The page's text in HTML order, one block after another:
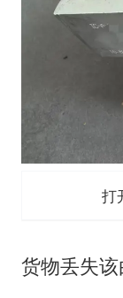
打
货物丢失